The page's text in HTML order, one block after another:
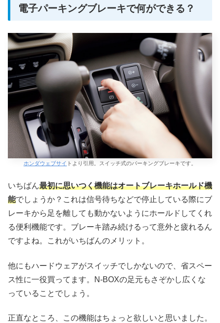
電子パーキングブレーキで何ができる？
ホンダウェブサイ トより引用。スイッチ式のパーキングブレーキです。
いちばん最初に思いつく機能はオートブレーキホールド機
能でしょうか？これは信号待ちなどで停止している際にブ
レーキから足を離しても動かないようにホールドしてくれ
る便利機能です。ブレーキ踏み続けるって意外と疲れるん
ですよね。これがいちばんのメリット。
他にもハードウェアがスイッチでしかないので、省スペー
ス性に一役買ってます。N-BOXの足元もさぞかし広くな
っていることでしょう。
正直なところ、この機能はちょっと欲しいと思いました。